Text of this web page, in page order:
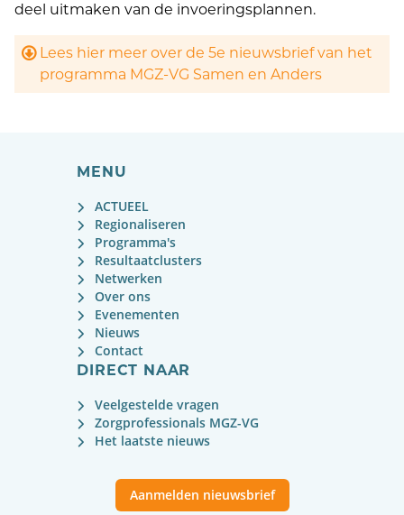
deel uitmaken van de invoeringsplannen.
Lees hier meer over de 5e nieuwsbrief van het
programma MGZ-VG Samen en Anders
MENU
ACTUEEL
Regionaliseren
Programma's
Resultaatclusters
Netwerken
Over ons
Evenementen
Nieuws
Contact
DIRECT NAAR
Veelgestelde vragen
Zorgprofessionals MGZ-VG
Het laatste nieuws
Aanmelden nieuwsbrief